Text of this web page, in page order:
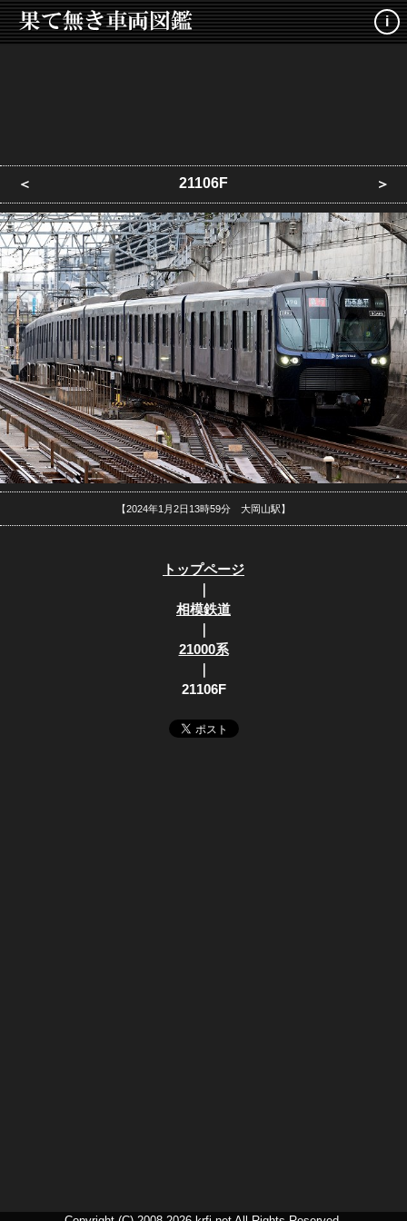
i
＜ 21106F ＞
【2024年1月2日13時59分 大岡山駅】
トップページ
｜
相模鉄道
｜
21000系
｜
21106F